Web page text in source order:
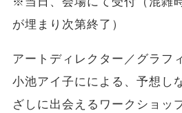
が埋まり次第終了）
アートディレクター／グラフ
小池アイ子にによる、予想し
ざしに出会えるワークショッ